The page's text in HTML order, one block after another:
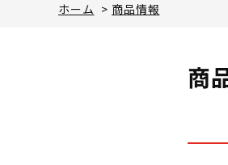
ホーム > 商品情報
商